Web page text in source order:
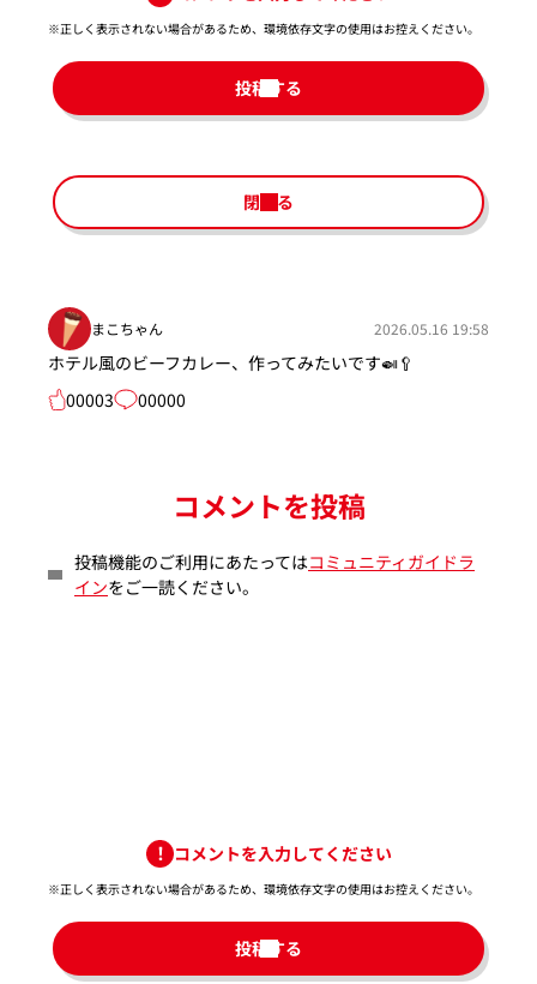
※正しく表示されない場合があるため、環境依存文字の使用はお控えください。​
投稿する
閉じる
まこちゃん 2026.05.16 19:58
ホテル風のビーフカレー、作ってみたいです🍛🥄
00003
00000
コメントを投稿
投稿機能のご利用にあたってはコミュニティガイドラ
インをご一読ください。
コメントを入力してください
※正しく表示されない場合があるため、環境依存文字の使用はお控えください。​
投稿する